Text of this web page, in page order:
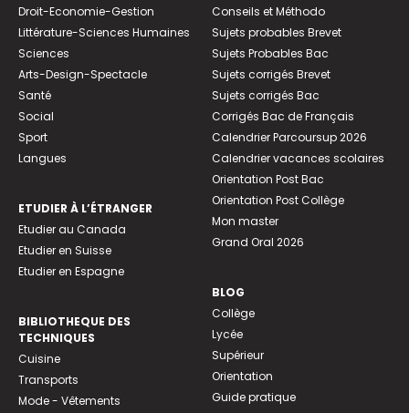
Droit-Economie-Gestion
Littérature-Sciences Humaines
Sciences
Arts-Design-Spectacle
Santé
Social
Sport
Langues
ETUDIER À L’ÉTRANGER
Etudier au Canada
Etudier en Suisse
Etudier en Espagne
BIBLIOTHEQUE DES
TECHNIQUES
Cuisine
Transports
Mode - Vêtements
Conseils et Méthodo
Sujets probables Brevet
Sujets Probables Bac
Sujets corrigés Brevet
Sujets corrigés Bac
Corrigés Bac de Français
Calendrier Parcoursup 2026
Calendrier vacances scolaires
Orientation Post Bac
Orientation Post Collège
Mon master
Grand Oral 2026
BLOG
Collège
Lycée
Supérieur
Orientation
Guide pratique